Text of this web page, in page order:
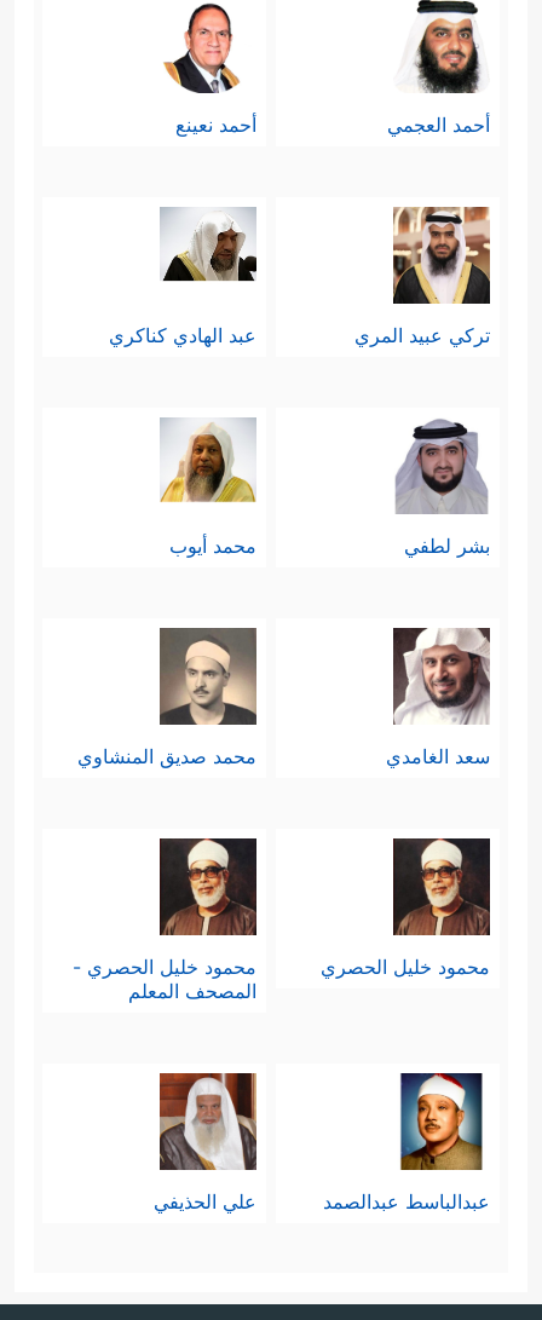
أحمد العجمي أحمد نعينع
تركي عبيد المري عبد الهادي كناكري
بشر لطفي محمد أيوب
سعد الغامدي محمد صديق المنشاوي
محمود خليل الحصري
محمود خليل الحصري -
المصحف المعلم
عبدالباسط عبدالصمد علي الحذيفي